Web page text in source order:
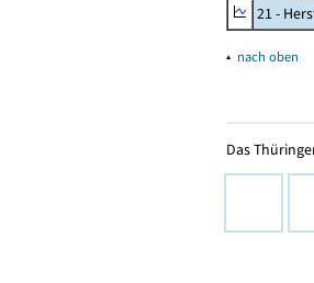
21 -
▴ nach oben
Das